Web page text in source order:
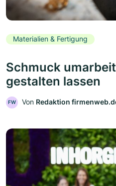
Materialien & Fertigung
Schmuck
gestalten lassen
FW Von Redaktion